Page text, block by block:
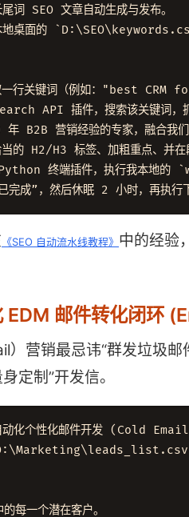
尾词 SEO 文章自动生成与发布。
本地桌面的
一行关键词（例如："best
API 插件，搜索该关键词，抓
B2B 营销经验的专家，融合我
的 H2/H3 标签、加粗重点、并
终端插件，执行我本地的
《SEO 自动流水线教程》 中的经验
EDM 邮件转化闭环
）营销最忌讳“群发垃圾
定制”开发信。
自动化个性化邮件开发 (Cold
`D:\Marketing\leads_list.csv`
每一个潜在客户。